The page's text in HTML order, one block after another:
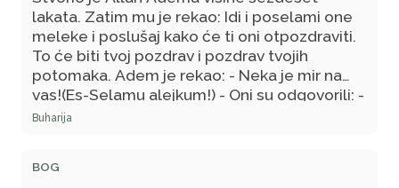
lakata. Zatim mu je rekao: Idi i poselami one
meleke i poslušaj kako će ti oni otpozdraviti.
To će biti tvoj pozdrav i pozdrav tvojih
potomaka. Adem je rekao: - Neka je mir na
vas!(Es-Selamu alejkum!) - Oni su odgovorili: -
Neka je mir na tebe i Allahova milost! – Dodali
neprestano smanjivao sve do sada.
Buharija
BOG